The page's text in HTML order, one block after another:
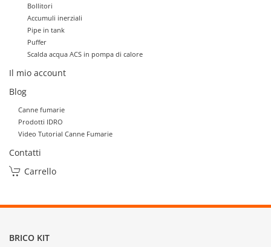
Bollitori
Accumuli inerziali
Pipe in tank
Puffer
Scalda acqua ACS in pompa di calore
Il mio account
Blog
Canne fumarie
Prodotti IDRO
Video Tutorial Canne Fumarie
Contatti
Carrello
BRICO KIT